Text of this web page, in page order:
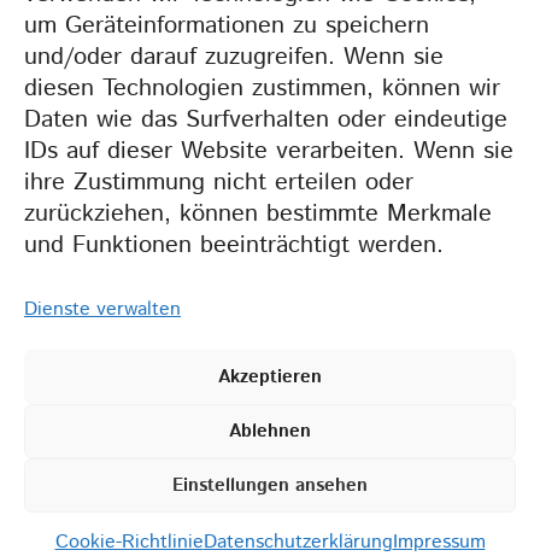
um Geräteinformationen zu speichern
und/oder darauf zuzugreifen. Wenn sie
diesen Technologien zustimmen, können wir
Daten wie das Surfverhalten oder eindeutige
IDs auf dieser Website verarbeiten. Wenn sie
ihre Zustimmung nicht erteilen oder
zurückziehen, können bestimmte Merkmale
und Funktionen beeinträchtigt werden.
Dienste verwalten
Akzeptieren
Ablehnen
Einstellungen ansehen
Cookie-RichtlinieDatenschutzerklärungImpressum
Weil wir gemeinsam
mehr erreichen.
2026 BZT •IMPRESSUM
COOKIE-RICHTLINIEN (EU)